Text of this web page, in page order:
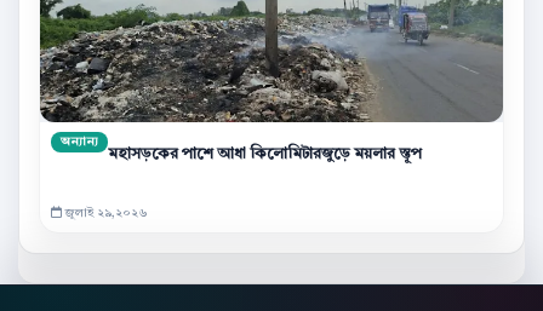
অন্যান্য
মহাসড়কের পাশে আধা কিলোমিটারজুড়ে ময়লার স্তূপ
জুলাই ২৯,২০২৬